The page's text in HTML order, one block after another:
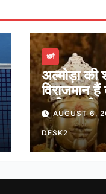
धर्म
अल्मोड़ा की
विराजमान
जानिए श्री
मंदिर का
AUGUST 6,
DESK2